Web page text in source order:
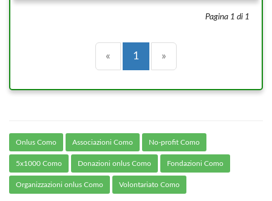
Pagina 1 di 1
« Precedente
1 (current)
»
Onlus Como Associazioni Como No-profit Como
5x1000 Como Donazioni onlus Como Fondazioni Como
Organizzazioni onlus Como Volontariato Como